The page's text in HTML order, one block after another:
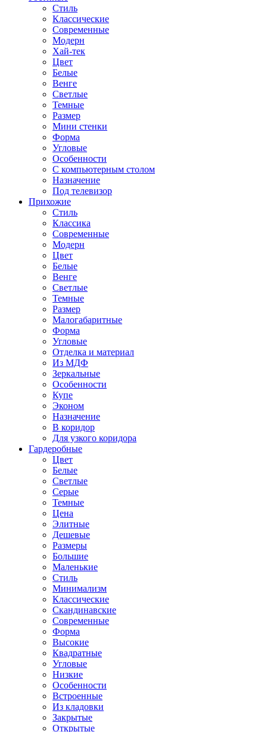
Стиль
Классические
Современные
Модерн
Хай-тек
Цвет
Белые
Венге
Светлые
Темные
Размер
Мини стенки
Форма
Угловые
Особенности
С компьютерным столом
Назначение
Под телевизор
Прихожие
Стиль
Классика
Современные
Модерн
Цвет
Белые
Венге
Светлые
Темные
Размер
Малогабаритные
Форма
Угловые
Отделка и материал
Из МДФ
Зеркальные
Особенности
Купе
Эконом
Назначение
В коридор
Для узкого коридора
Гардеробные
Цвет
Белые
Светлые
Серые
Темные
Цена
Элитные
Дешевые
Размеры
Большие
Маленькие
Стиль
Минимализм
Классические
Скандинавские
Современные
Форма
Высокие
Квадратные
Угловые
Низкие
Особенности
Встроенные
Из кладовки
Закрытые
Открытые